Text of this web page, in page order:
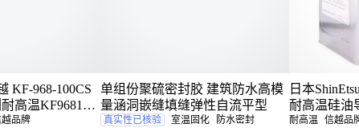
聚烯烃胶粘带的选购本质是匹配环境需求与材料特性
厚胶型产品的自熔合性，化工设备则需要关注胶系的
胶带切割器的每
KF-968-100CS
高温KF968100
品牌
单组份聚硫密封胶 建筑防水高模
量涵洞嵌缝填缝弹性自流平型
真实性已核验 室温固化 防水密封
日本
耐高温硅油
耐高温 信越品